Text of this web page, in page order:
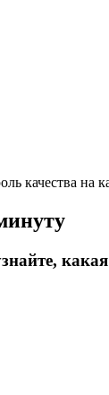
качества на